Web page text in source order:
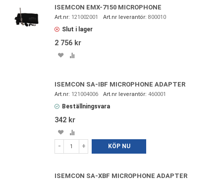
ISEMCON EMX-7150 MICROPHONE
121002001 800010
Slut i lager
2 756 kr
SparaLägg
jämförelse
ISEMCON SA-IBF MICROPHONE ADAPTER
121004006 460001
Beställningsvara
342 kr
Spara
i
favoriter
Lägg
till
- + KÖP NU
ISEMCON SA-XBF MICROPHONE ADAPTER